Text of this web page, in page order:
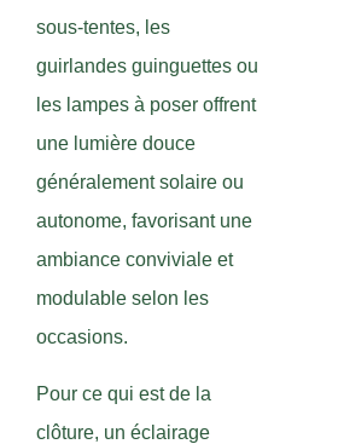
sous-tentes, les
guirlandes guinguettes ou
les lampes à poser offrent
une lumière douce
généralement solaire ou
autonome, favorisant une
ambiance conviviale et
modulable selon les
occasions.
Pour ce qui est de la
clôture, un éclairage